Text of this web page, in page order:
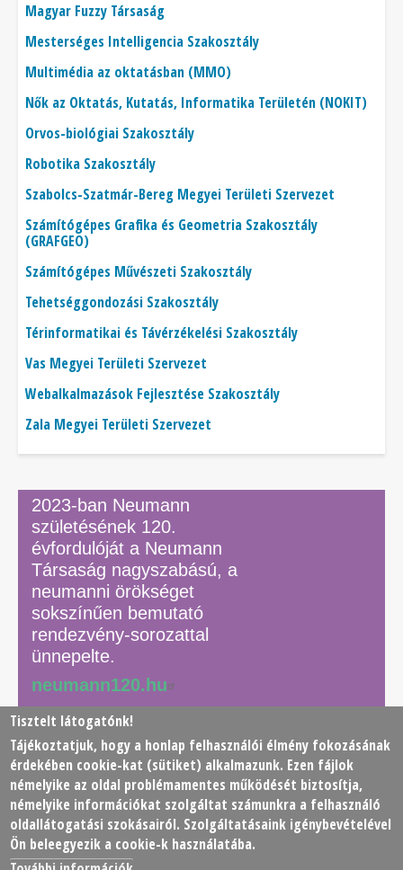
Magyar Fuzzy Társaság
Mesterséges Intelligencia Szakosztály
Multimédia az oktatásban (MMO)
Nők az Oktatás, Kutatás, Informatika Területén (NOKIT)
Orvos-biológiai Szakosztály
Robotika Szakosztály
Szabolcs-Szatmár-Bereg Megyei Területi Szervezet
Számítógépes Grafika és Geometria Szakosztály
(GRAFGEO)
Számítógépes Művészeti Szakosztály
Tehetséggondozási Szakosztály
Térinformatikai és Távérzékelési Szakosztály
Vas Megyei Területi Szervezet
Webalkalmazások Fejlesztése Szakosztály
Zala Megyei Területi Szervezet
2023-ban Neumann
születésének 120.
évfordulóját a Neumann
Társaság nagyszabású, a
neumanni örökséget
sokszínűen bemutató
rendezvény-sorozattal
ünnepelte.
neumann120.hu
© 2026 Neumann János Számítógéptudományi Társaság
(NJSZT)
Footer
menu
Adatkezelési tájékoztató Impresszum Kapcsolat
Tisztelt látogatónk!
Tájékoztatjuk, hogy a honlap felhasználói élmény fokozásának
érdekében cookie-kat (sütiket) alkalmazunk. Ezen fájlok
némelyike az oldal problémamentes működését biztosítja,
némelyike információkat szolgáltat számunkra a felhasználó
oldallátogatási szokásairól. Szolgáltatásaink igénybevételével
Ön beleegyezik a cookie-k használatába.